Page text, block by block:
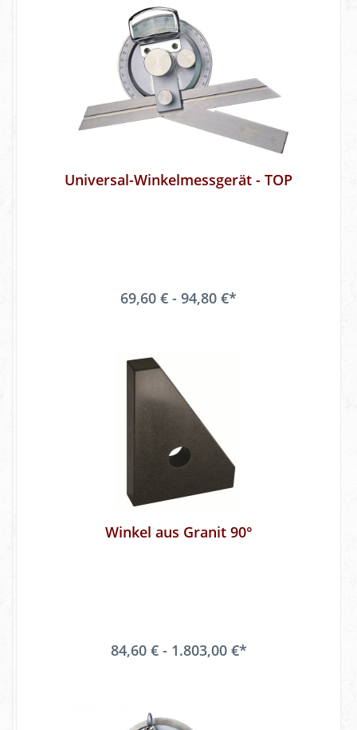
Universal-Winkelmessgerät - TOP
69,60 € - 94,80 €*
Winkel aus Granit 90°
84,60 € - 1.803,00 €*